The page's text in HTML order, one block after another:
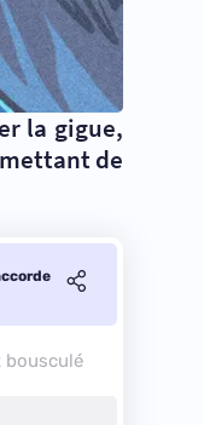
la gigue,
de
bousculé